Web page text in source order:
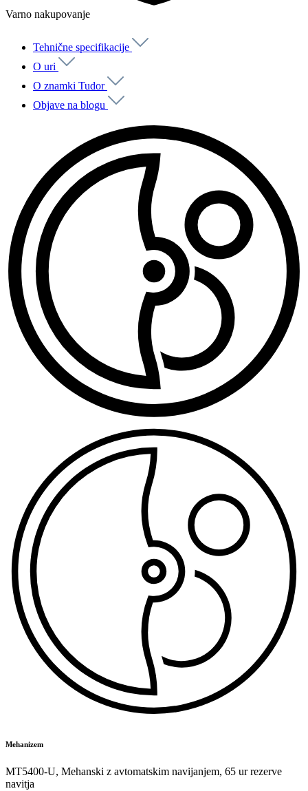
Varno nakupovanje
Tehnične specifikacije
O uri
O znamki Tudor
Objave na blogu
Mehanizem
MT5400-U, Mehanski z avtomatskim navijanjem, 65 ur rezerve
navitja